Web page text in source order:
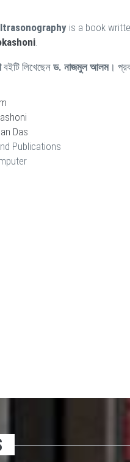
is a book
.
বইটি লিখেছেন ড. নাজমুল আলম।
Das
Publications